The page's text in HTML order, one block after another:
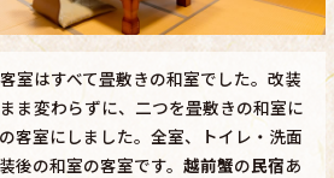
室はすべて畳敷きの和室でした。改装
ま変わらずに、二つを畳敷きの和室に
客室にしました。全室、トイレ・洗面
後の和室の客室です。 越前蟹の民宿あ